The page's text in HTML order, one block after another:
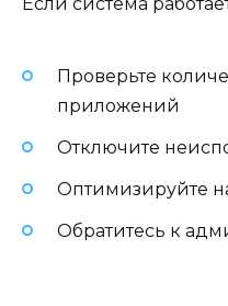
Если система
Проверьте
приложений
Отключите
Оптимизируйте
Обратитесь к